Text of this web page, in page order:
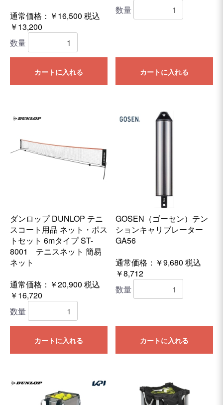
通常価格：￥16,500 税込
￥13,200
数量
カートに入れる
数量
カートに入れる
ダンロップ DUNLOP テニ
スコート用品 ネット・ポス
トセット 6mタイプ ST-
8001 テニスネット 簡易
ネット
通常価格：￥20,900 税込
￥16,720
数量
カートに入れる
GOSEN（ゴーセン）テン
ションキャリブレーター
GA56
通常価格：￥9,680 税込
￥8,712
数量
カートに入れる